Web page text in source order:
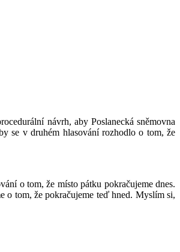
návrh, aby Poslanecká sněmovna
se v druhém hlasování rozhodlo o tom, že
o tom, že místo pátku pokračujeme dnes.
o tom, že pokračujeme teď hned. Myslím si,